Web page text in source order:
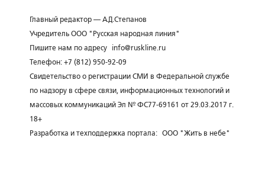
Главный редактор — А.Д.Степанов
Учредитель ООО "Русская народная линия"
Пишите нам по адресу
info@ruskline.ru
Телефон: +7 (812) 950-92-09
Свидетельство о регистрации СМИ в Федеральной службе
по надзору в сфере связи, информационных технологий и
массовых коммуникаций Эл № ФС77-69161 от 29.03.2017 г.
18+
Разработка и техподдержка портала: ООО "Жить в небе"